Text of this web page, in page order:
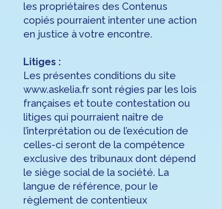
les propriétaires des Contenus
copiés pourraient intenter une action
en justice à votre encontre.
Litiges :
Les présentes conditions du site
www.askelia.fr sont régies par les lois
françaises et toute contestation ou
litiges qui pourraient naître de
l’interprétation ou de l’exécution de
celles-ci seront de la compétence
exclusive des tribunaux dont dépend
le siège social de la société. La
langue de référence, pour le
règlement de contentieux